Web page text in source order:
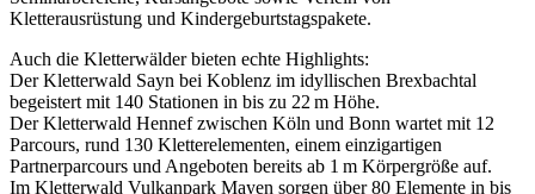
Kletterausrüstung und Kindergeburtstagspakete.
Auch die Kletterwälder bieten echte Highlights:
Der Kletterwald Sayn bei Koblenz im idyllischen Brexbachtal
begeistert mit 140 Stationen in bis zu 22 m Höhe.
Der Kletterwald Hennef zwischen Köln und Bonn wartet mit 12
Parcours, rund 130 Kletterelementen, einem einzigartigen
Partnerparcours und Angeboten bereits ab 1 m Körpergröße auf.
Im Kletterwald Vulkanpark Mayen sorgen über 80 Elemente in bis